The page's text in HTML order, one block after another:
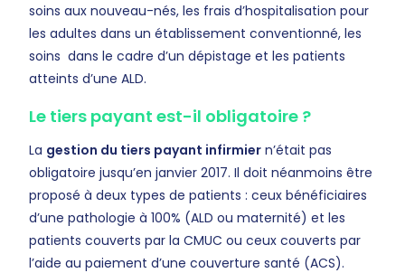
soins aux nouveau-nés, les frais d’hospitalisation pour
les adultes dans un établissement conventionné, les
soins dans le cadre d’un dépistage et les patients
atteints d’une ALD.
Le tiers payant est-il obligatoire ?
La gestion du tiers payant infirmier n’était pas
obligatoire jusqu’en janvier 2017. Il doit néanmoins être
proposé à deux types de patients : ceux bénéficiaires
d’une pathologie à 100% (ALD ou maternité) et les
patients couverts par la CMUC ou ceux couverts par
l’aide au paiement d’une couverture santé (ACS).